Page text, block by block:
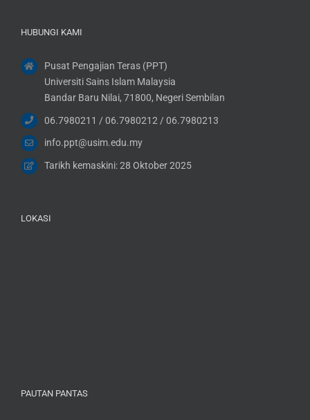
HUBUNGI KAMI
Pusat Pengajian Teras (PPT)
Universiti Sains Islam Malaysia
Bandar Baru Nilai, 71800, Negeri Sembilan
06.7980211 / 06.7980212 / 06.7980213
info.ppt@usim.edu.my
Tarikh kemaskini: 28 Oktober 2025
LOKASI
PAUTAN PANTAS